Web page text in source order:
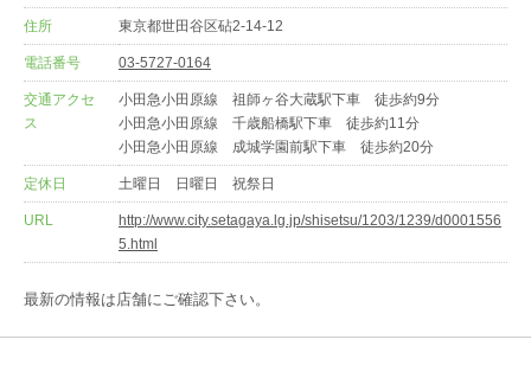
住所 東京都世田谷区砧2-14-12
電話番号 03-5727-0164
交通アクセ
ス
小田急小田原線 祖師ヶ谷大蔵駅下車 徒歩約9分
小田急小田原線 千歳船橋駅下車 徒歩約11分
小田急小田原線 成城学園前駅下車 徒歩約20分
定休日 土曜日 日曜日 祝祭日
URL
http://www.city.setagaya.lg.jp/shisetsu/1203/1239/d0001556
5.html
最新の情報は店舗にご確認下さい。